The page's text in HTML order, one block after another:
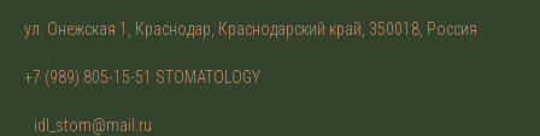
ул. Онежская 1, Краснодар, Краснодарский край, 350018, Россия
+7 (989) 805-15-51 STOMATOLOGY
idl_stom@mail.ru